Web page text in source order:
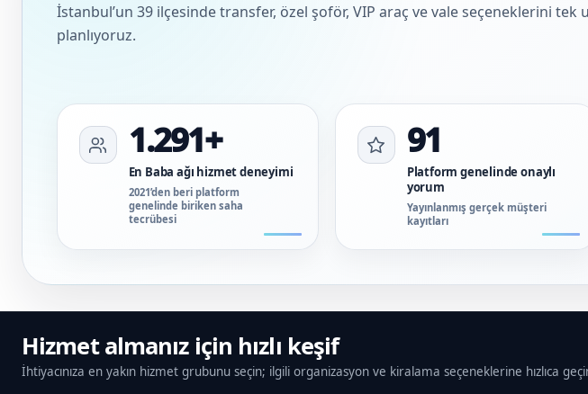
İstanbul’un 39 ilçesinde transfer, özel şoför, VIP araç ve vale seçeneklerini tek
planlıyoruz.
1.291+
En Baba ağı hizmet deneyimi
2021’den beri platform
genelinde biriken saha
tecrübesi
91
Platform genelinde onaylı
yorum
Yayınlanmış gerçek müşteri
kayıtları
Hizmet almanız için hızlı keşif
İhtiyacınıza en yakın hizmet grubunu seçin; ilgili organizasyon ve kiralama seçeneklerine hızlıca